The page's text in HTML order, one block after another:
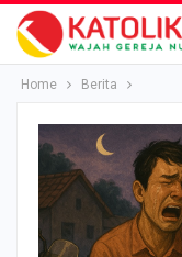
Home Berita